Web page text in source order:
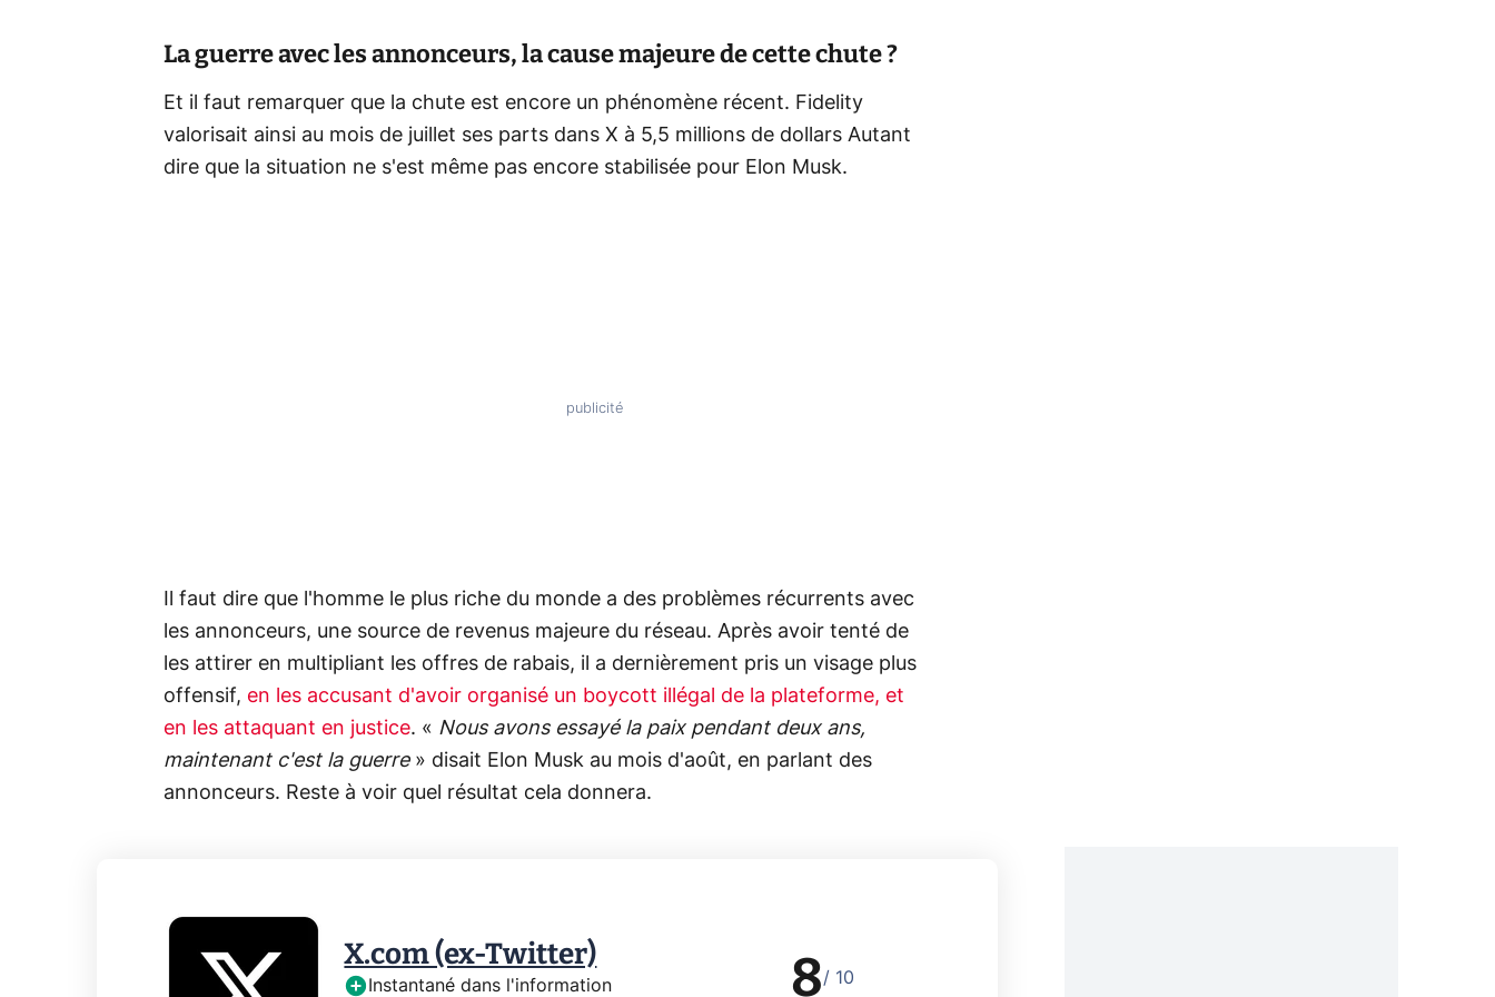
La guerre avec les annonceurs, la cause majeure de cette chute ?
Et il faut remarquer que la chute est encore un phénomène récent. Fidelity
valorisait ainsi au mois de juillet ses parts dans X à 5,5 millions de dollars Autant
dire que la situation ne s'est même pas encore stabilisée pour Elon Musk.
Il faut dire que l'homme le plus riche du monde a des problèmes récurrents avec
les annonceurs, une source de revenus majeure du réseau. Après avoir tenté de
les attirer en multipliant les offres de rabais, il a dernièrement pris un visage plus
offensif, en les accusant d'avoir organisé un boycott illégal de la plateforme, et
en les attaquant en justice. « Nous avons essayé la paix pendant deux ans,
maintenant c'est la guerre» disait Elon Musk au mois d'août, en parlant des
annonceurs. Reste à voir quel résultat cela donnera.
X.com (ex-Twitter)
Instantané dans l'information 8/ 10